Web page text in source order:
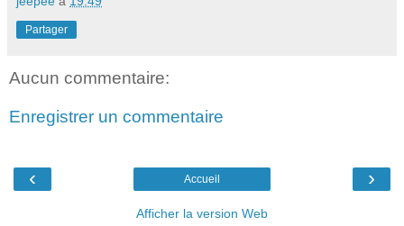
Partager
Aucun commentaire:
Enregistrer un commentaire
‹ ›
Accueil
Afficher la version Web